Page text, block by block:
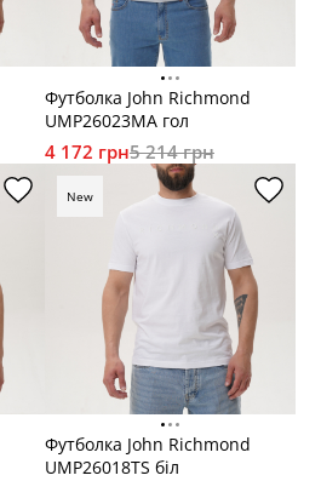
Футболка John Richmond
UMP26023MA гол
4 172 грн5 214 грн
Футболка John Richmond
UMP26018TS біл
New